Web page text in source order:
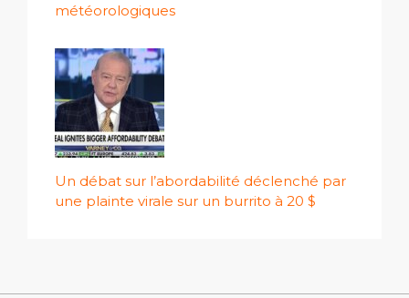
météorologiques
Un débat sur l’abordabilité déclenché par
une plainte virale sur un burrito à 20 $